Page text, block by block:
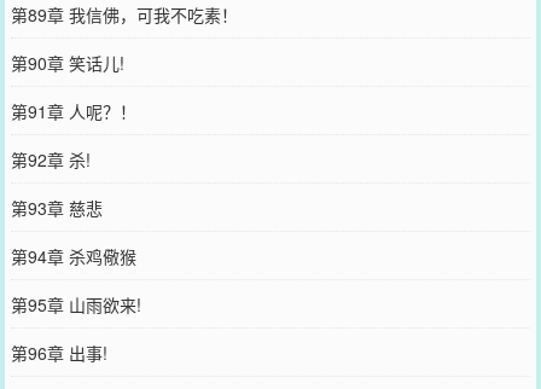
第89章 我信佛，可我不吃素！
第90章 笑话儿!
第91章 人呢？！
第92章 杀!
第93章 慈悲
第94章 杀鸡儆猴
第95章 山雨欲来!
第96章 出事!